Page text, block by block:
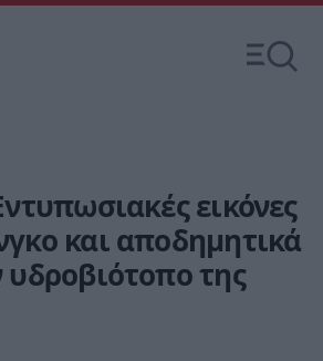
εικόνες
και αποδημητικά
της